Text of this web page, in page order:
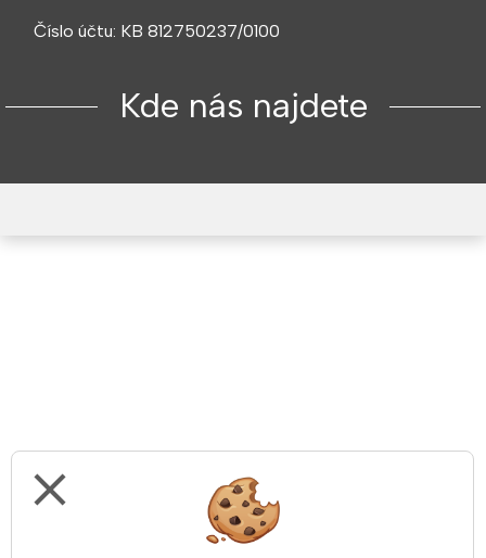
Číslo účtu: KB 812750237/0100
Kde nás najdete
close